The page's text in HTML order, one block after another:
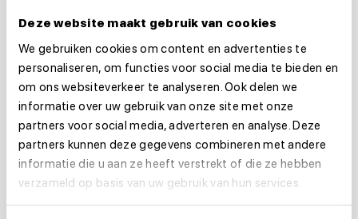
Deze website maakt gebruik van cookies
We gebruiken cookies om content en advertenties te
personaliseren, om functies voor social media te bieden en
om ons websiteverkeer te analyseren. Ook delen we
informatie over uw gebruik van onze site met onze
partners voor social media, adverteren en analyse. Deze
partners kunnen deze gegevens combineren met andere
informatie die u aan ze heeft verstrekt of die ze hebben
verzameld op basis van uw gebruik van hun services.
WERKEN VIA MEDEWERKERSINDEZORG.NL
De voordelen